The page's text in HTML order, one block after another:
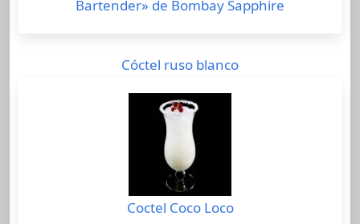
Bartender» de Bombay Sapphire
Cóctel ruso blanco
Coctel Coco Loco